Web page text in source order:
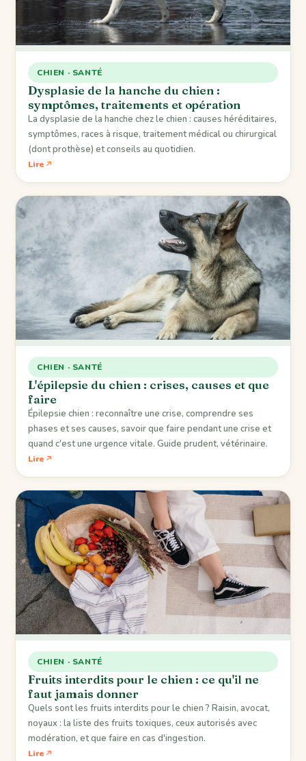
CHIEN · SANTÉ
Dysplasie de la hanche du chien :
symptômes, traitements et opération
La dysplasie de la hanche chez le chien : causes héréditaires,
symptômes, races à risque, traitement médical ou chirurgical
(dont prothèse) et conseils au quotidien.
Lire
CHIEN · SANTÉ
L'épilepsie du chien : crises, causes et que
faire
Épilepsie chien : reconnaître une crise, comprendre ses
phases et ses causes, savoir que faire pendant une crise et
quand c'est une urgence vitale. Guide prudent, vétérinaire.
Lire
CHIEN · SANTÉ
Fruits interdits pour le chien : ce qu'il ne
faut jamais donner
Quels sont les fruits interdits pour le chien ? Raisin, avocat,
noyaux : la liste des fruits toxiques, ceux autorisés avec
modération, et que faire en cas d'ingestion.
Lire